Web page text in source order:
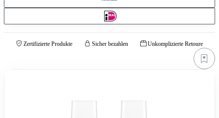
Zertifizierte Produkte Sicher bezahlen Unkomplizierte Retoure